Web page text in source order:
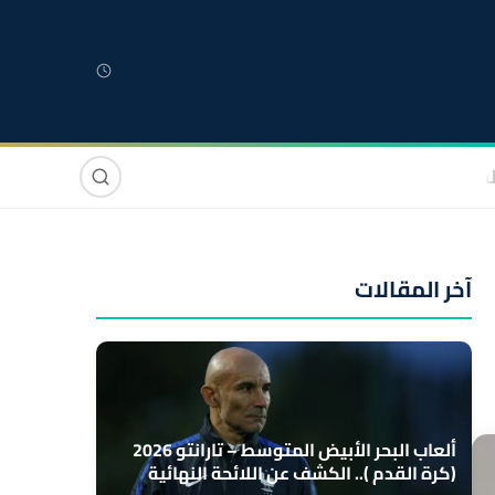
صوت وصورة
آخر المقالات
ألعاب البحر الأبيض المتوسط – تارانتو 2026
(كرة القدم ).. الكشف عن اللائحة النهائية